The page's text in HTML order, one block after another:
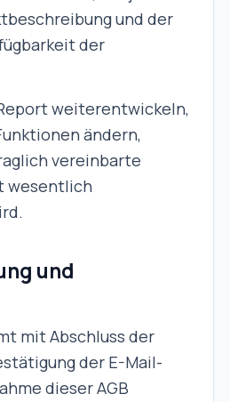
und der
der
weiterentwickeln,
ändern,
vereinbarte
wesentlich
und
mit Abschluss der
der E-Mail-
dieser AGB